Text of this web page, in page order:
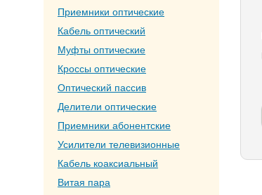
Приемники оптические
Кабель оптический
Муфты оптические
Кроссы оптические
Оптический пассив
Делители оптические
Приемники абонентские
Усилители телевизионные
Кабель коаксиальный
Витая пара